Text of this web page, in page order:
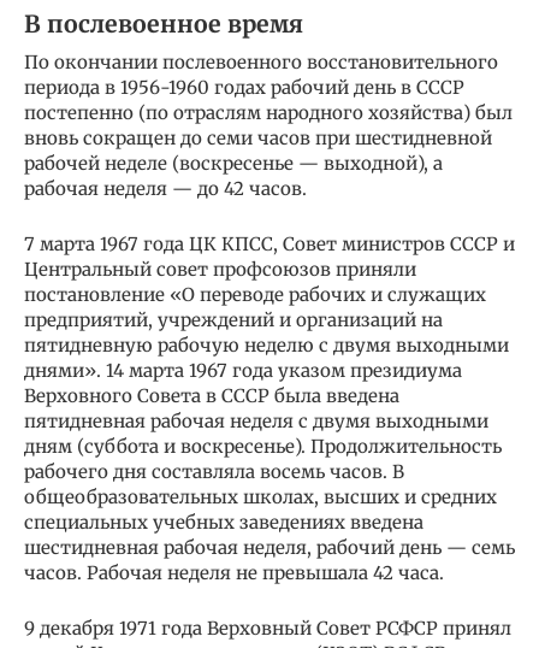
В послевоенное время
По окончании послевоенного восстановительного
периода в 1956-1960 годах рабочий день в СССР
постепенно (по отраслям народного хозяйства) был
вновь сокращен до семи часов при шестидневной
рабочей неделе (воскресенье — выходной), а
рабочая неделя — до 42 часов.
7 марта 1967 года ЦК КПСС, Совет министров СССР и
Центральный совет профсоюзов приняли
постановление «О переводе рабочих и служащих
предприятий, учреждений и организаций на
пятидневную рабочую неделю с двумя выходными
днями». 14 марта 1967 года указом президиума
Верховного Совета в СССР была введена
пятидневная рабочая неделя с двумя выходными
дням (суббота и воскресенье). Продолжительность
рабочего дня составляла восемь часов. В
общеобразовательных школах, высших и средних
специальных учебных заведениях введена
шестидневная рабочая неделя, рабочий день — семь
часов. Рабочая неделя не превышала 42 часа.
9 декабря 1971 года Верховный Совет РСФСР принял